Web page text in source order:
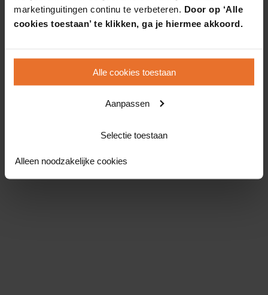
marketinguitingen continu te verbeteren. Door op ‘Alle
cookies toestaan’ te klikken, ga je hiermee akkoord.
Alle cookies toestaan
Aanpassen
Selectie toestaan
Alleen noodzakelijke cookies